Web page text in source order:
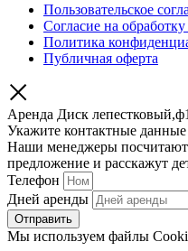
Пользовательское
Согласие на
Политика
Публичная оферта
Аренда Диск
Укажите контактные
Наши менеджеры посчитают
предложение и расскажут
Телефон
Дней аренды
Отправить
Мы используем файлы